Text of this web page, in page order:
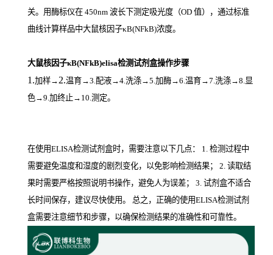
关。用酶标仪在 450nm 波长下测定吸光度（OD 值），通过标准
曲线计算样品中大鼠核因子κB(NFkB)浓度。
大鼠核因子κB(NFkB)elisa检测试剂盒操作步骤
1.加样→ 2.温育→3.配液→4.洗涤→5.加酶→6.温育→7.洗涤→8.显
色→9.加终止→10.测定。
在使用ELISA检测试剂盒时，需要注意以下几点： 1. 检测过程中
需要避免温度和湿度的剧烈变化，以免影响检测结果； 2. 读取结
果时需要严格按照说明书操作，避免人为误差； 3. 试剂盒不适合
长时间保存，建议尽快使用。 总之，正确的使用ELISA检测试剂
盒需要注意细节和步骤，以确保检测结果的准确性和可靠性。